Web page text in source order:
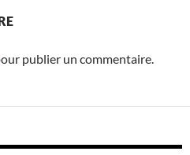
publier un commentaire.